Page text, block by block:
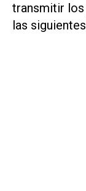
transmitir los
las